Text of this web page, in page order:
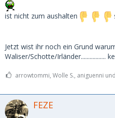
ist nicht zum aushalten
Jetzt wist ihr noch ein Grund
Waliser/Schotte/Irländer.................
arrowtommi, Wolle S., aniguenni
FEZE